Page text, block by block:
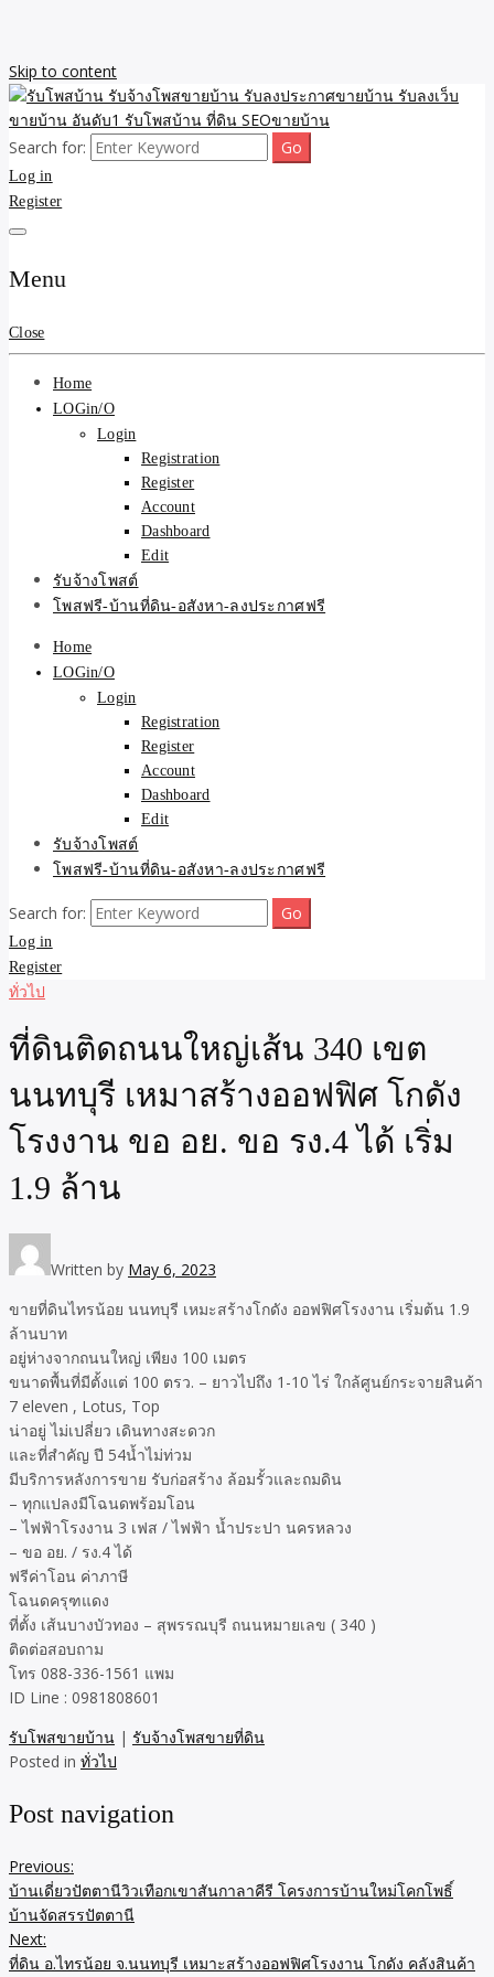
Skip to content
รับโพสบ้าน รับจ้างโพสขาย
บ้าน รับลงประกาศขายบ้าน
รับลงเว็บขายบ้าน อันดับ1
รับโพสบ้าน ที่ดิน SEOขาย
บ้าน
รับจ้างโพสขายบ้าน รับลงเว็บขายบ้าน รับโพสบ้าน รับลงประกาศขาย
บ้าน โพสบ้าน ขายที่ดิน SEO อสังหา ราคาถูก รับลงขายบ้าน
Search for:
Log in
Register
Menu
Close
Home
LOGin/O
Login
Registration
Register
Account
Dashboard
Edit
รับจ้างโพสต์
โพสฟรี-บ้านที่ดิน-อสังหา-ลงประกาศฟรี
Home
LOGin/O
Login
Registration
Register
Account
Dashboard
Edit
รับจ้างโพสต์
โพสฟรี-บ้านที่ดิน-อสังหา-ลงประกาศฟรี
Search for:
Log in
Register
ทั่วไป
ที่ดินติดถนนใหญ่เส้น 340 เขต
นนทบุรี เหมาสร้างออฟฟิศ โกดัง
โรงงาน ขอ อย. ขอ รง.4 ได้ เริ่ม
1.9 ล้าน
Written by May 6, 2023
ขายที่ดินไทรน้อย นนทบุรี เหมะสร้างโกดัง ออฟฟิศโรงงาน เริ่มต้น 1.9
ล้านบาท
อยู่ห่างจากถนนใหญ่ เพียง 100 เมตร
ขนาดพื้นที่มีตั้งแต่ 100 ตรว. – ยาวไปถึง 1-10 ไร่ ใกล้ศูนย์กระจายสินค้า
7 eleven , Lotus, Top
น่าอยู่ ไม่เปลี่ยว เดินทางสะดวก
และที่สำคัญ ปี 54น้ำไม่ท่วม
มีบริการหลังการขาย รับก่อสร้าง ล้อมรั้วและถมดิน
– ทุกแปลงมีโฉนดพร้อมโอน
– ไฟฟ้าโรงงาน 3 เฟส / ไฟฟ้า น้ำประปา นครหลวง
– ขอ อย. / รง.4 ได้
ฟรีค่าโอน ค่าภาษี
โฉนดครุฑแดง
ที่ตั้ง เส้นบางบัวทอง – สุพรรณบุรี ถนนหมายเลข ( 340 )
ติดต่อสอบถาม
โทร 088-336-1561 แพม
ID Line : 0981808601
รับโพสขายบ้าน | รับจ้างโพสขายที่ดิน
Posted in ทั่วไป
Post navigation
Previous:
บ้านเดี่ยวปัตตานีวิวเทือกเขาสันกาลาคีรี โครงการบ้านใหม่โคกโพธิ์
บ้านจัดสรรปัตตานี
Next:
ที่ดิน อ.ไทรน้อย จ.นนทบุรี เหมาะสร้างออฟฟิศโรงงาน โกดัง คลังสินค้า